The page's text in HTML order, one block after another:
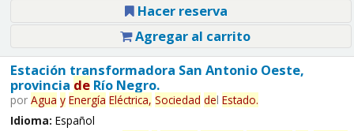
Hacer reserva
Agregar al carrito
Estación transformadora San Antonio Oeste,
provincia deRío Negro.
por Agua y Energía Eléctrica, Sociedad del Estado.
Idioma: Español